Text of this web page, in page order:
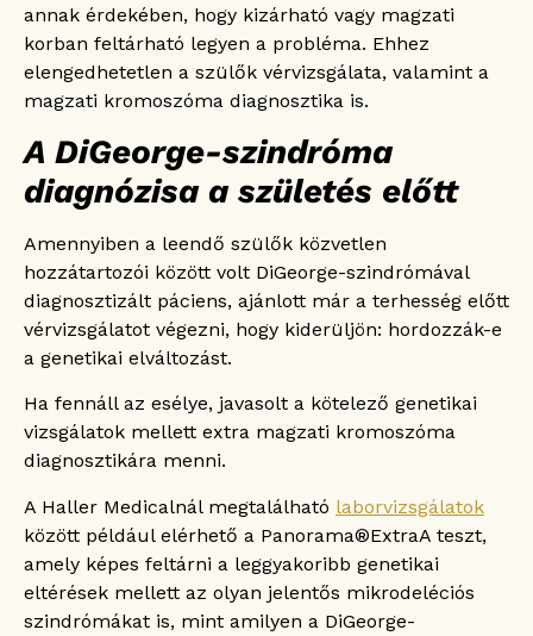
annak érdekében, hogy kizárható vagy magzati
korban feltárható legyen a probléma. Ehhez
elengedhetetlen a szülők vérvizsgálata, valamint a
magzati kromoszóma diagnosztika is.
A DiGeorge-szindróma
diagnózisa a születés előtt
Amennyiben a leendő szülők közvetlen
hozzátartozói között volt DiGeorge-szindrómával
diagnosztizált páciens, ajánlott már a terhesség előtt
vérvizsgálatot végezni, hogy kiderüljön: hordozzák-e
a genetikai elváltozást.
Ha fennáll az esélye, javasolt a kötelező genetikai
vizsgálatok mellett extra magzati kromoszóma
diagnosztikára menni.
A Haller Medicalnál megtalálható laborvizsgálatok
között például elérhető a Panorama®ExtraA teszt,
amely képes feltárni a leggyakoribb genetikai
eltérések mellett az olyan jelentős mikrodeléciós
szindrómákat is, mint amilyen a DiGeorge-